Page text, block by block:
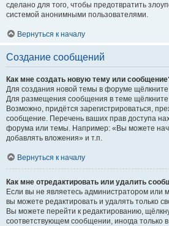
сделано для того, чтобы предотвратить
системой анонимными пользователями.
Вернуться к началу
Создание сообщений
Как мне создать новую тему или
Для создания новой темы в форуме
Для размещения сообщения в теме щёлкните
Возможно, придётся зарегистрироваться,
сообщение. Перечень ваших прав доступа
форума или темы. Например: «Вы можете
добавлять вложения» и т.п.
Вернуться к началу
Как мне отредактировать или удалить
Если вы не являетесь администратором или
вы можете редактировать и удалять только
Вы можете перейти к редактированию,
соответствующем сообщении, иногда только